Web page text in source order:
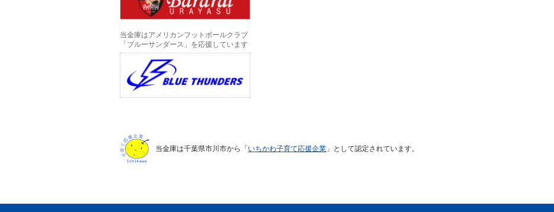
当金庫はアメリカンフットボールクラブ
「ブルーサンダース」を応援しています
当金庫は千葉県市川市から「いちかわ子育て応援企業 」として認定されています。